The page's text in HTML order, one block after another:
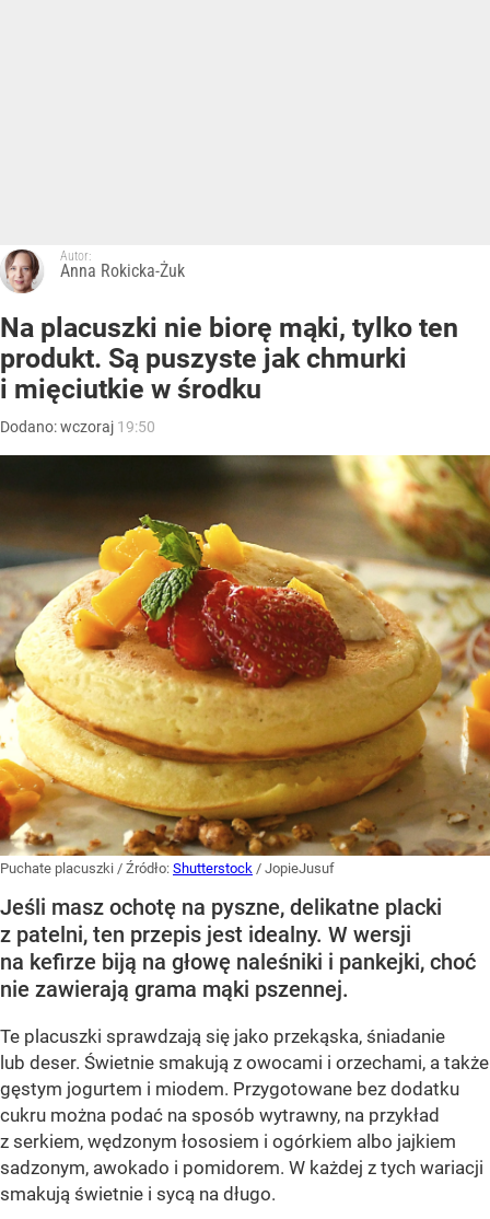
Autor:
Anna Rokicka-Żuk
Na placuszki nie biorę mąki, tylko ten
produkt. Są puszyste jak chmurki
i mięciutkie w środku
Dodano:wczoraj 19:50
Puchate placuszki / Źródło: Shutterstock / JopieJusuf
Jeśli masz ochotę na pyszne, delikatne placki
z patelni, ten przepis jest idealny. W wersji
na kefirze biją na głowę naleśniki i pankejki, choć
nie zawierają grama mąki pszennej.
Te placuszki sprawdzają się jako przekąska, śniadanie
lub deser. Świetnie smakują z owocami i orzechami, a także
gęstym jogurtem i miodem. Przygotowane bez dodatku
cukru można podać na sposób wytrawny, na przykład
z serkiem, wędzonym łososiem i ogórkiem albo jajkiem
sadzonym, awokado i pomidorem. W każdej z tych wariacji
smakują świetnie i sycą na długo.